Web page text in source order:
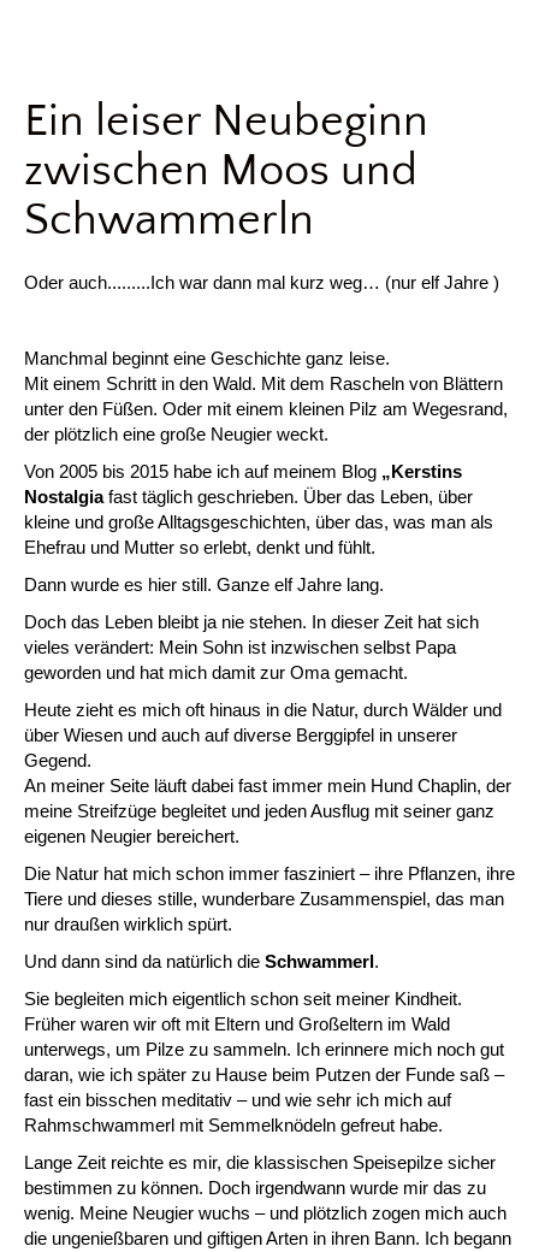
Ein leiser Neubeginn
zwischen Moos und
Schwammerln
Oder auch.........Ich war dann mal kurz weg… (nur elf Jahre )
Manchmal beginnt eine Geschichte ganz leise.
Mit einem Schritt in den Wald. Mit dem Rascheln von Blättern
unter den Füßen. Oder mit einem kleinen Pilz am Wegesrand,
der plötzlich eine große Neugier weckt.
Von 2005 bis 2015 habe ich auf meinem Blog „Kerstins
Nostalgiafast täglich geschrieben. Über das Leben, über
kleine und große Alltagsgeschichten, über das, was man als
Ehefrau und Mutter so erlebt, denkt und fühlt.
Dann wurde es hier still. Ganze elf Jahre lang.
Doch das Leben bleibt ja nie stehen. In dieser Zeit hat sich
vieles verändert: Mein Sohn ist inzwischen selbst Papa
geworden und hat mich damit zur Oma gemacht.
Heute zieht es mich oft hinaus in die Natur, durch Wälder und
über Wiesen und auch auf diverse Berggipfel in unserer
Gegend.
An meiner Seite läuft dabei fast immer mein Hund Chaplin, der
meine Streifzüge begleitet und jeden Ausflug mit seiner ganz
eigenen Neugier bereichert.
Die Natur hat mich schon immer fasziniert – ihre Pflanzen, ihre
Tiere und dieses stille, wunderbare Zusammenspiel, das man
nur draußen wirklich spürt.
Und dann sind da natürlich die Schwammerl.
Sie begleiten mich eigentlich schon seit meiner Kindheit.
Früher waren wir oft mit Eltern und Großeltern im Wald
unterwegs, um Pilze zu sammeln. Ich erinnere mich noch gut
daran, wie ich später zu Hause beim Putzen der Funde saß –
fast ein bisschen meditativ – und wie sehr ich mich auf
Rahmschwammerl mit Semmelknödeln gefreut habe.
Lange Zeit reichte es mir, die klassischen Speisepilze sicher
bestimmen zu können. Doch irgendwann wurde mir das zu
wenig. Meine Neugier wuchs – und plötzlich zogen mich auch
die ungenießbaren und giftigen Arten in ihren Bann. Ich begann